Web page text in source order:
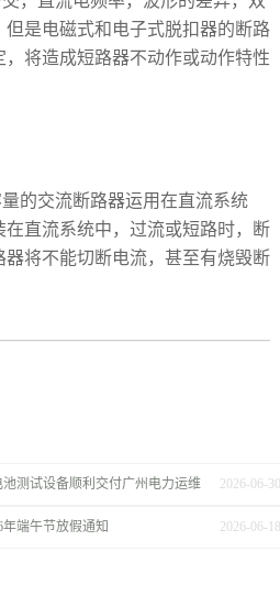
是电磁式和电子式脱扣器的断路
将造成短路器不动作或动作特性
的交流断路器运用在直流系统
直流系统中，过流或短路时，断
将不能切断电流，甚至有烧毁断
测试设备顺利交付广州电力运维 2026-06-30
年端午节放假通知 2026-06-18